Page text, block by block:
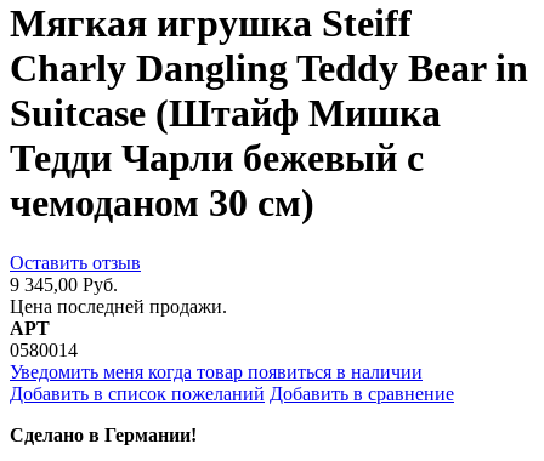
Мягкая игрушка Steiff
Charly Dangling Teddy Bear in
Suitcase (Штайф Мишка
Тедди Чарли бежевый с
чемоданом 30 см)
Оставить отзыв
9 345,00 Руб.
Цена последней продажи.
АРТ
0580014
Уведомить меня когда товар появиться в наличии
Добавить в список пожеланий Добавить в сравнение
Сделано в Германии!